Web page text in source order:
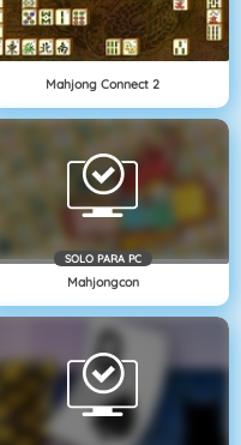
Mahjong Connect 2
SOLO PARA PC
Mahjongcon